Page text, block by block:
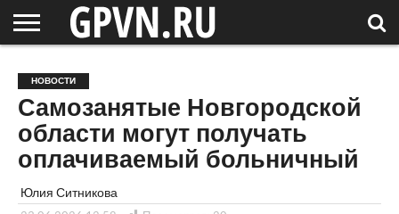
ОБЛАСТЬ
НОВОСТИ
СОСЕДЕЙ
РОССИЯ
/ МИР
СПЕЦПРОЕКТЫ
БЛОГ
СТАТЬИ
ФОТОРЕПОРТАЖИ
ИНТЕРВЬЮ
ОБЪЕКТЫ
ПОДБОРКИ
НОВОСТИ
Самозанятые Новгородской
области могут получать
оплачиваемый больничный
Юлия Ситникова